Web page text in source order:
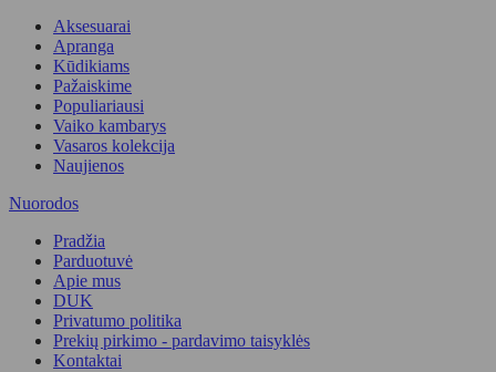
Aksesuarai
Apranga
Kūdikiams
Pažaiskime
Populiariausi
Vaiko kambarys
Vasaros kolekcija
Naujienos
Nuorodos
Pradžia
Parduotuvė
Apie mus
DUK
Privatumo politika
Prekių pirkimo - pardavimo taisyklės
Kontaktai